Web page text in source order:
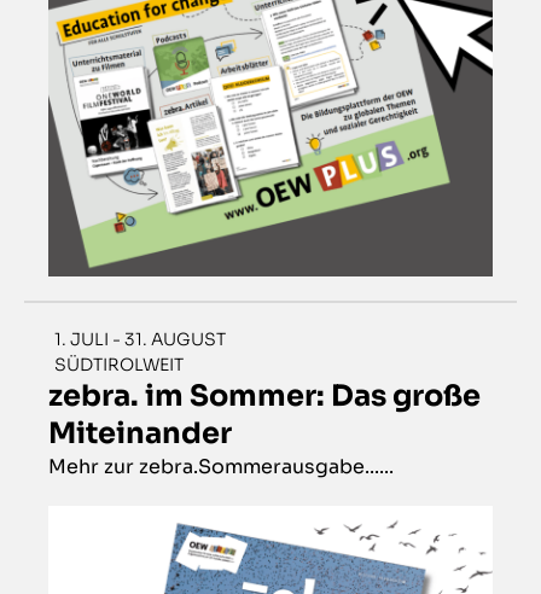
1. JULI - 31. AUGUST
SÜDTIROLWEIT
zebra. im Sommer: Das große
Miteinander
Mehr zur zebra.Sommerausgabe......